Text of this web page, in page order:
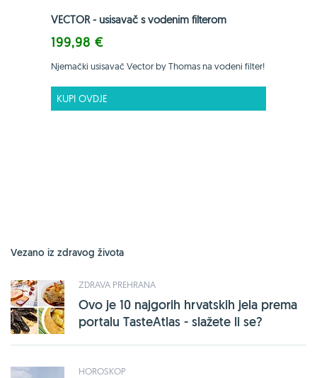
VECTOR - usisavač s vodenim filterom
199,98 €
Njemački usisavač Vector by Thomas na vodeni filter!
KUPI OVDJE
Vezano iz zdravog života
ZDRAVA PREHRANA
Ovo je 10 najgorih hrvatskih jela prema
portalu TasteAtlas - slažete li se?
HOROSKOP